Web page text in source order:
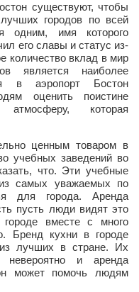
существуют, чтобы
городов по всей
одним, имя которого
его славы и статус из-
количество вклад в мир
является наиболее
в аэропорт Бостон
оценить поистине
атмосферу, которая
ценным товаром в
учебных заведений во
что. Эти учебные
самых уважаемых по
для города. Аренда
пусть люди видят это
вместе с много
Бренд кухни в городе
лучших в стране. Их
невероятно и аренда
может помочь людям